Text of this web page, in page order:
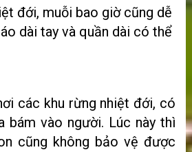
đới, muỗi bao giờ cũng dễ
dài tay và quần dài có thể
các khu rừng nhiệt đới, có
bám vào người. Lúc này thì
cũng không bảo vệ được